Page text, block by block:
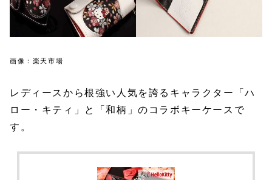
画像：楽天市場
レディースから根強い人気を誇るキャラクター「ハ
ロー・キティ」と「和柄」のコラボキーケースで
す。